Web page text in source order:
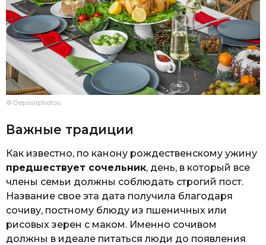
© Depositphotos
Важные традиции
Как известно, по канону рождественскому ужину
предшествует сочельник, день, в который все
члены семьи должны соблюдать строгий пост.
Название свое эта дата получила благодаря
сочиву, постному блюду из пшеничных или
рисовых зерен с маком. Именно сочивом
должны в идеале питаться люди до появления